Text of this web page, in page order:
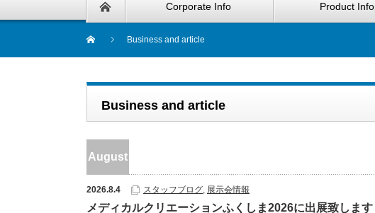
Corporate Info Product Info
Business and article
Business and article
August
2026.8.4 スタッフブログ, 展示会情報
メディカルクリエーションふくしま2026に出展致します